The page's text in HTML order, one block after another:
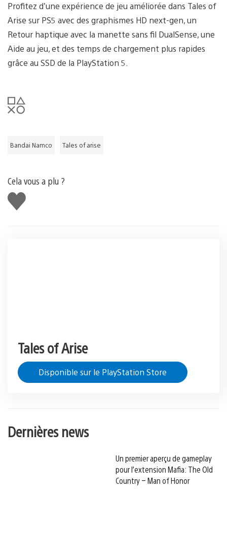
Profitez d’une expérience de jeu améliorée dans Tales of
Arise sur PS5 avec des graphismes HD next-gen, un
Retour haptique avec la manette sans fil DualSense, une
Aide au jeu, et des temps de chargement plus rapides
grâce au SSD de la PlayStation 5.
Bandai Namco Tales of arise
Cela vous a plu ?
J'aime
Tales of Arise
Disponible sur le PlayStation Store
Dernières news
Un premier aperçu de gameplay
pour l’extension Mafia: The Old
Country – Man of Honor